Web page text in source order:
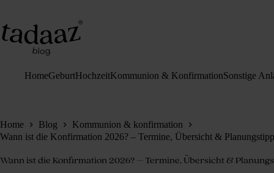
springen
HomeGeburtHochzeitKommunion & KonfirmationSonstige
Home Blog
Kommunion & konfirmation
Wann ist die Konfirmation 2026? – Termine, Übersicht &
Wann ist die Konfirmation 2026? – Termine, Übersicht &